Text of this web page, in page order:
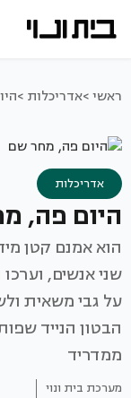
ראשי >אדריכלות >
אדריכלות
היום פה,
הוא אמנם קטן
שני אנשים,
ממדריד
מערכת בית ונוי